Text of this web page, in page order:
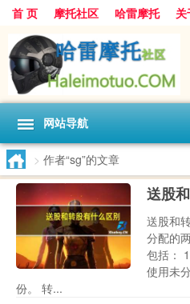
首 页 摩托社区 哈雷摩托
网站导航
> 作者“sg”的文章
送股
送股和
分配的
包括：
使用未
份。 转...